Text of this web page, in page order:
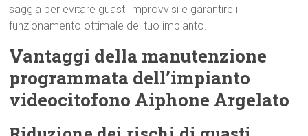
saggia per evitare guasti improvvisi e garantire il
funzionamento ottimale del tuo impianto.
Vantaggi della manutenzione
programmata dell’impianto
videocitofono Aiphone Argelato